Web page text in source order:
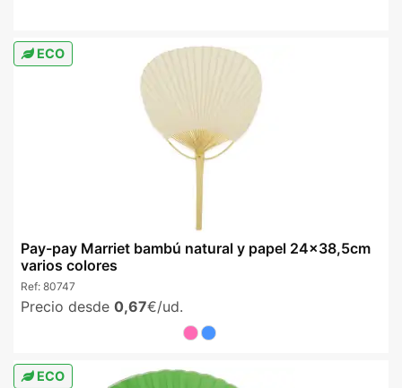
ECO
Pay-pay Marriet bambú natural y papel 24x38,5cm
varios colores
Ref: 80747
Precio desde 0,67€/ud.
ECO